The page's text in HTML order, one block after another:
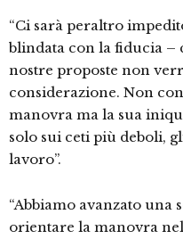
“Ci sarà peraltro
blindata con la fiducia –
nostre proposte non
considerazione. Non
manovra ma la sua
solo sui ceti più deboli,
lavoro”.
“Abbiamo avanzato
orientare la manovra